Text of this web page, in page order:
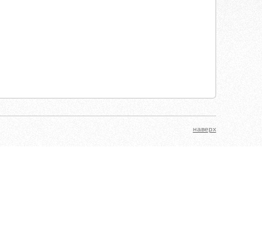
наверх